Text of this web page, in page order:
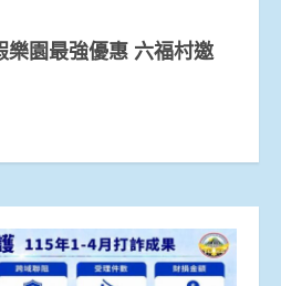
樂園最強優惠 六福村邀